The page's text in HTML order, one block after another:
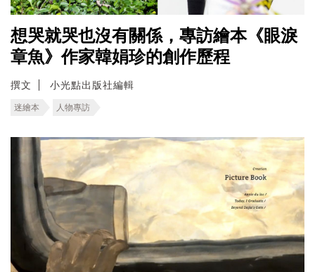
想哭就哭也沒有關係，專訪繪本《眼淚
章魚》作家韓娟珍的創作歷程
撰文 小光點出版社編輯
迷繪本 人物專訪